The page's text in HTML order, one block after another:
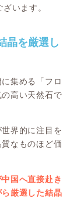
います。
晶を厳選し
集める「フロ
高い天然石で
界的に注目を
なものほど価
国へ直接赴き
厳選した結晶